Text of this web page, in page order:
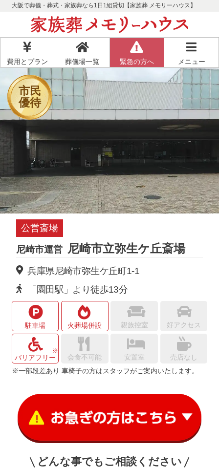
大阪で葬儀・葬式・家族葬なら1日1組貸切【家族葬 メモリーハウス】
費用とプラン 葬儀場一覧 緊急の方へ メニュー
市民
優待
公営斎場
尼崎市運営 尼崎市立弥生ケ丘斎場
兵庫県尼崎市弥生ケ丘町1-1
「園田駅」より徒歩13分
駐車場 火葬場併設 親族控室 好アクセス
バリアフリー 会食不可能 安置室
売店なし
※一部段差あり 車椅子の方はスタッフがご案内いたします。
どんな事でもご相談ください